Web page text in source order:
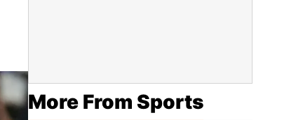
More From Sports